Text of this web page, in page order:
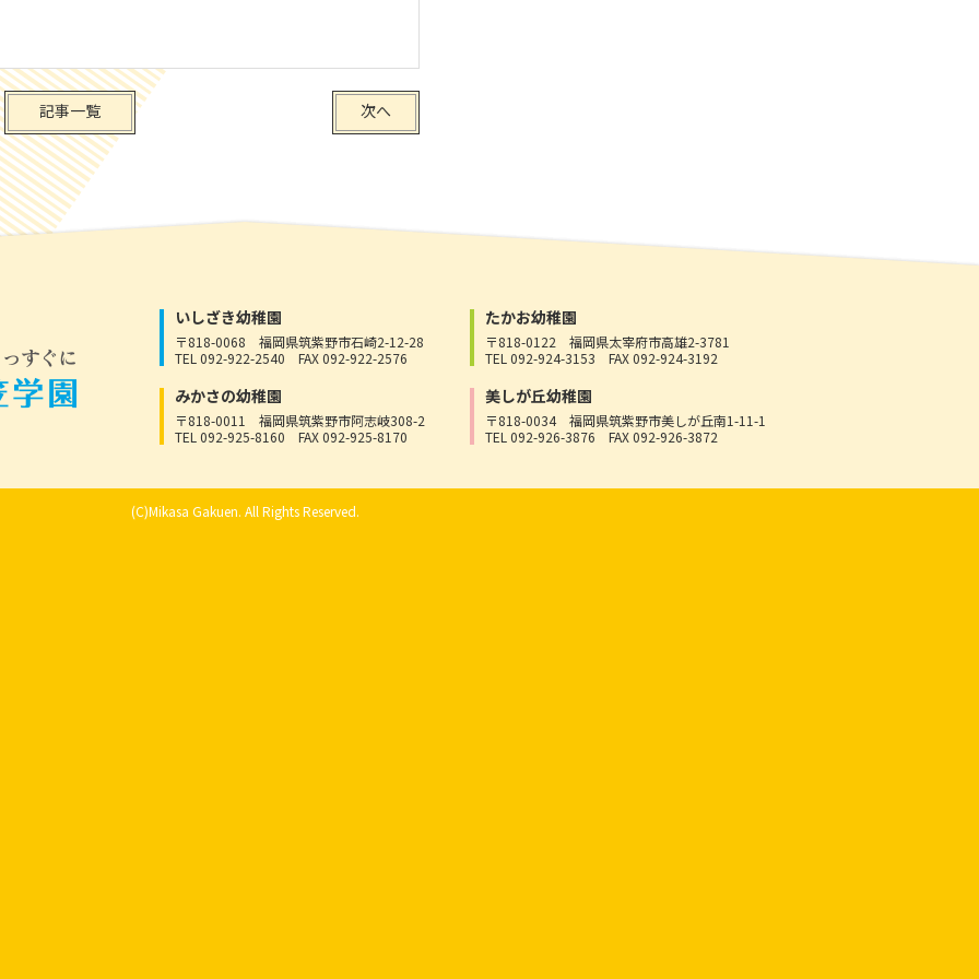
次へ
記事一覧
いしざき幼稚園
〒818-0068 福岡県筑紫野市石崎2-12-28
TEL 092-922-2540 FAX 092-922-2576
たかお幼稚園
〒818-0122 福岡県太宰府市高雄2-3781
TEL 092-924-3153 FAX 092-924-3192
みかさの幼稚園
〒818-0011 福岡県筑紫野市阿志岐308-2
TEL 092-925-8160 FAX 092-925-8170
美しが丘幼稚園
〒818-0034 福岡県筑紫野市美しが丘南1-11-1
TEL 092-926-3876 FAX 092-926-3872
(C)Mikasa Gakuen. All Rights Reserved.